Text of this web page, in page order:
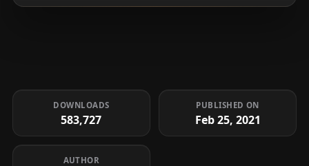
DOWNLOADS
583,727
PUBLISHED ON
Feb 25, 2021
AUTHOR